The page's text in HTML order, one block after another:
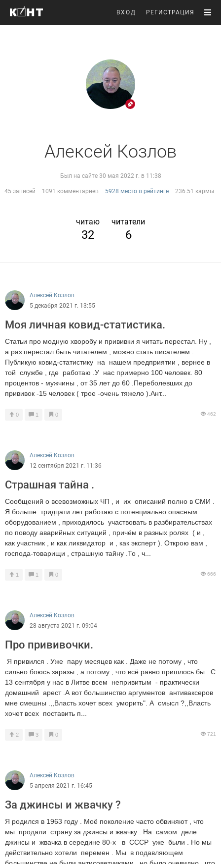
ВХОД РЕГИСТРАЦИЯ
Алексей Козлов
Был на сайте 30 мая 2022 г. в 11:38
45 записей 1091 комментариев 5928 место в рейтинге 236.51 кармы
читаю
32
читатели
6
Алексей Козлов
5 декабря 2021 г. 13:55
Моя личная ковид-статистика.
Статьи про модную хворобу и прививки я читать перестал. Ну ,
а раз перестал быть читателем , можно стать писателем .
Публикую ковид-статистику на нашем предприятии , вернее в
той службе , где работаю .У нас примерно 100 человек. 80
процентов - мужчины , от 35 лет до 60 .Переболевших до
прививок -15 человек ( трое -очень тяжело ).Ант...
0 1 0 462
Алексей Козлов
12 сентября 2021 г. 11:36
Страшная тайна .
Сообщений о всевозможных ЧП , и их описаний полно в СМИ .
Я больше тридцати лет работаю с потенциально опасным
оборудованием , приходилось участвовать в разбирательствах
по поводу аварийных ситуаций , причём в разных ролях ( и ,
как участник , и как ликвидатор и , как эксперт ). Открою вам ,
господа-товарищи , страшную тайну .То , ч...
1 1 0 666
Алексей Козлов
28 августа 2021 г. 09:04
Про прививочки.
Я привился . Уже пару месяцев как . Даже не потому , что
сильно боюсь заразы , а потому , что всё равно пришлось бы . С
13 сентября у нас в Литве всем непривитым - практически
домашний арест .А вот большинство аргументов антиваксеров
мне смешны .,,Власть хочет всех уморить". А смысл ?,,Власть
хочет всех поставить п...
2 3 0 721
Алексей Козлов
5 апреля 2021 г. 16:45
За джинсы и жвачку ?
Я родился в 1963 году . Моё поколение часто обвиняют , что
мы продали страну за джинсы и жвачку . На самом деле
джинсы и жвачка в середине 80-х в СССР уже были . Но мы
действительно хотели перемен . Мы в подавляющем